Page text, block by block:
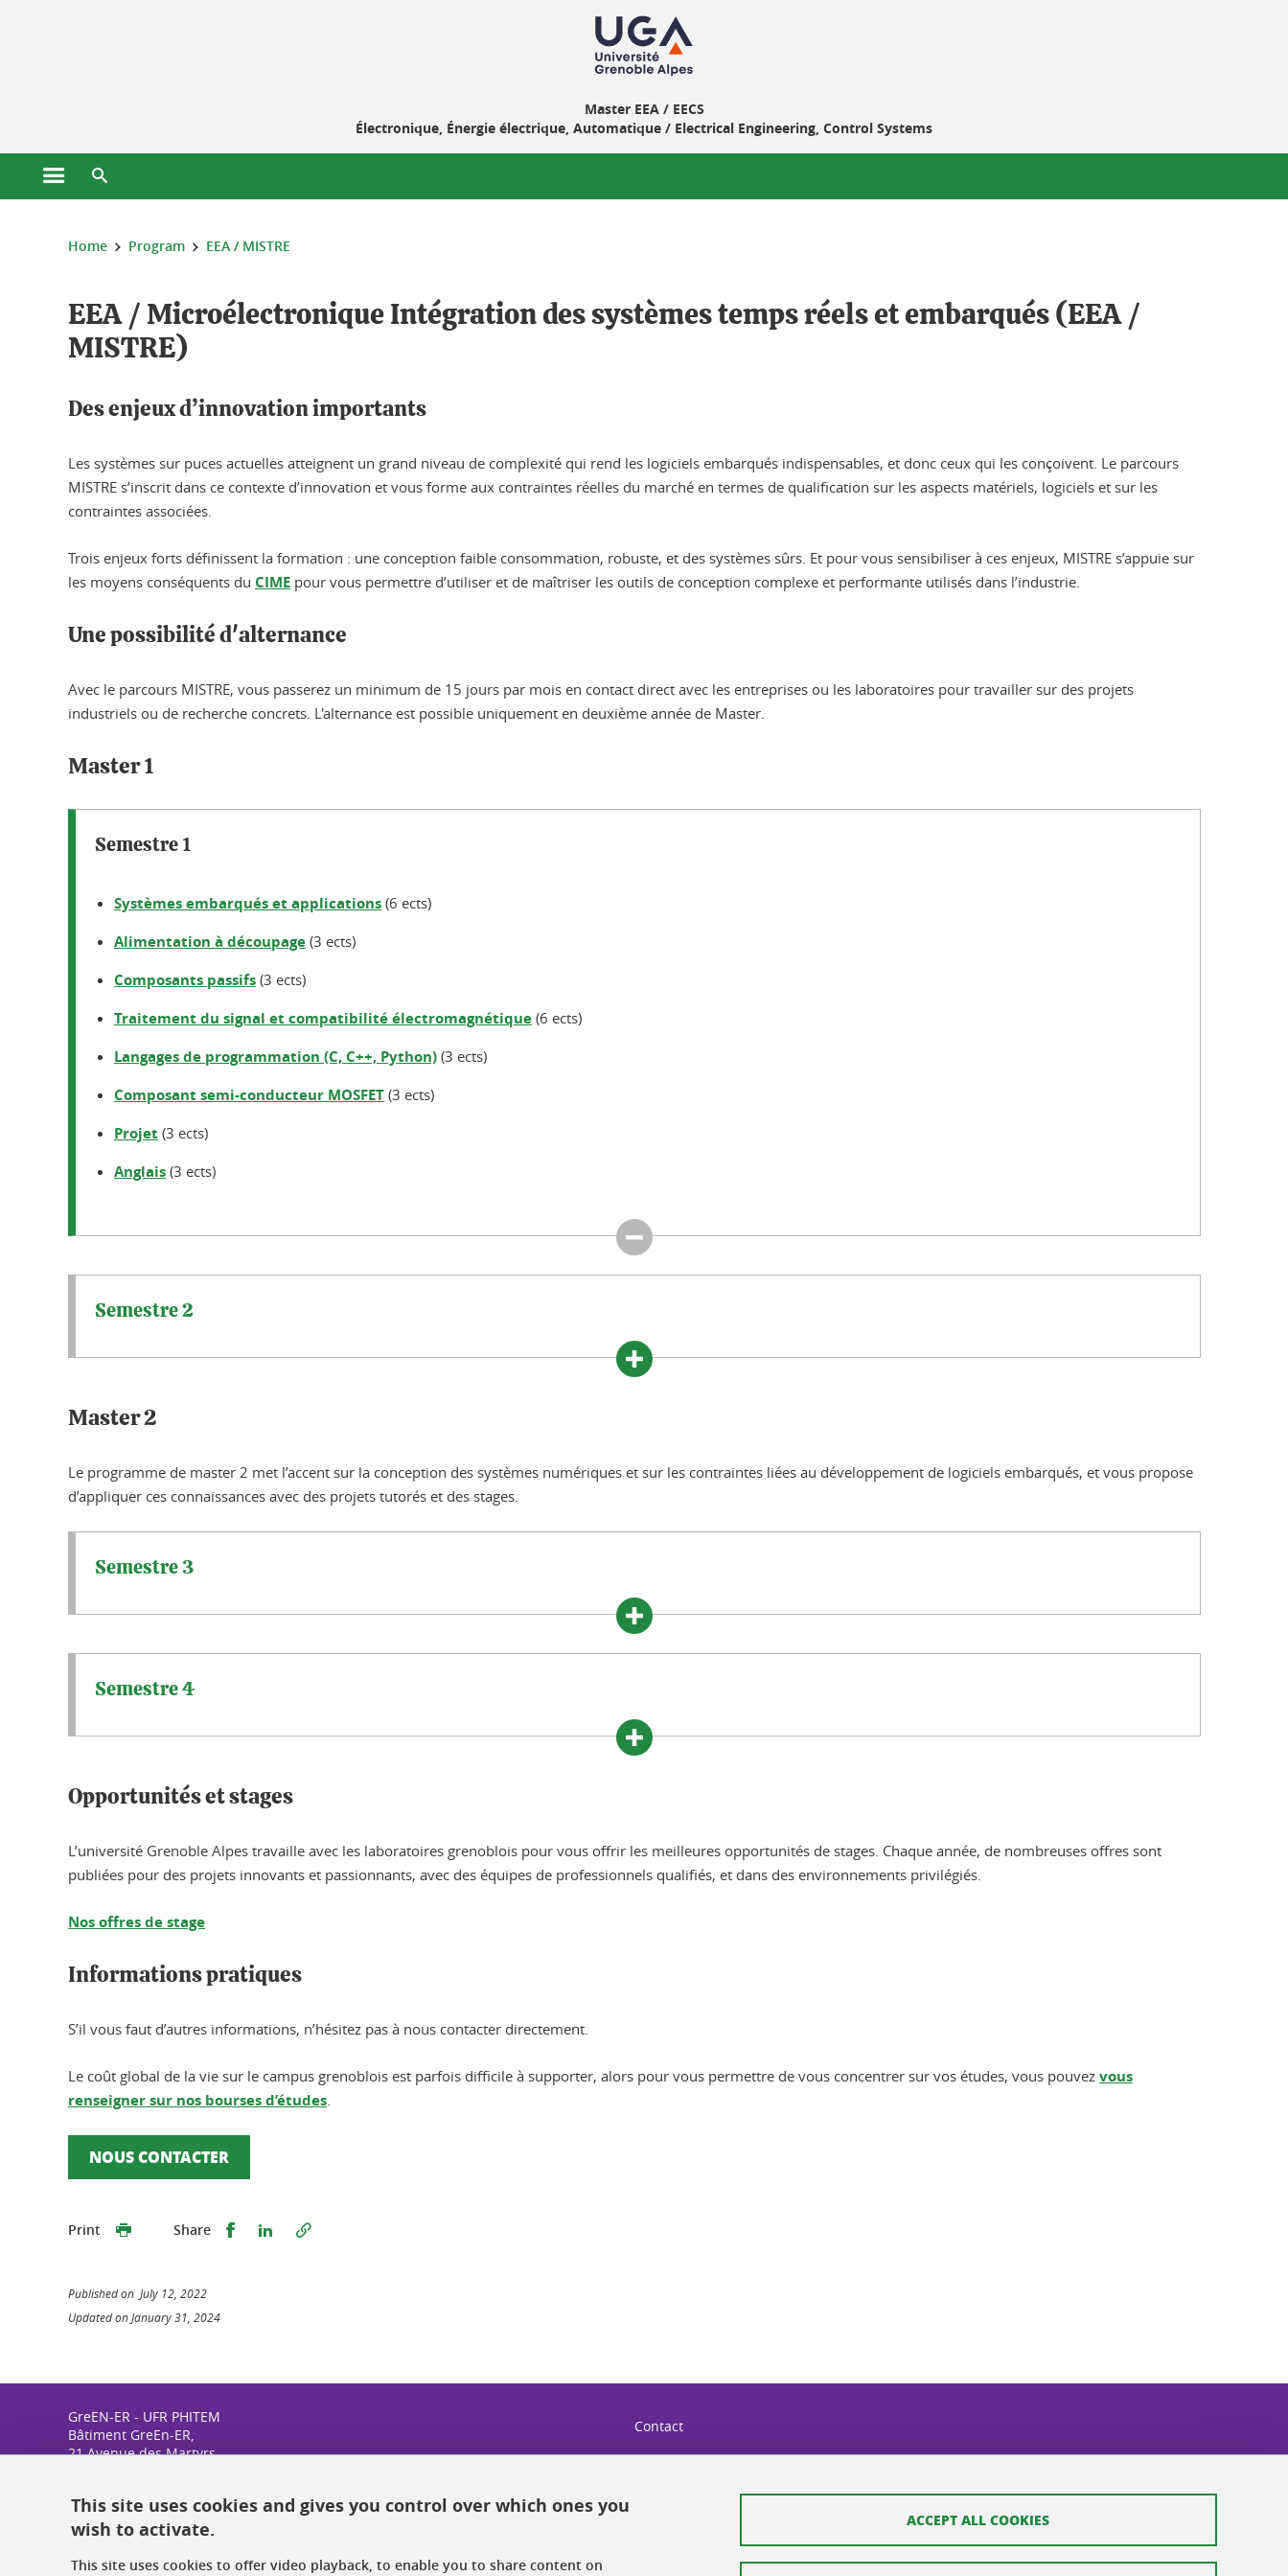
Master EEA / EECS
Électronique, Énergie électrique, Automatique / Electrical Engineering, Control Systems
Open the main menu
You are here:
Home Program EEA / MISTRE
EEA / Microélectronique Intégration des systèmes temps réels et embarqués (EEA /
MISTRE)
Des enjeux d’innovation importants
Les systèmes sur puces actuelles atteignent un grand niveau de complexité qui rend les logiciels embarqués indispensables, et donc ceux qui les conçoivent. Le parcours
MISTRE s’inscrit dans ce contexte d’innovation et vous forme aux contraintes réelles du marché en termes de qualification sur les aspects matériels, logiciels et sur les
contraintes associées.
Trois enjeux forts définissent la formation : une conception faible consommation, robuste, et des systèmes sûrs. Et pour vous sensibiliser à ces enjeux, MISTRE s’appuie sur
les moyens conséquents du CIME pour vous permettre d’utiliser et de maîtriser les outils de conception complexe et performante utilisés dans l’industrie.
Une possibilité d'alternance
Avec le parcours MISTRE, vous passerez un minimum de 15 jours par mois en contact direct avec les entreprises ou les laboratoires pour travailler sur des projets
industriels ou de recherche concrets. L'alternance est possible uniquement en deuxième année de Master.
Master 1
Semestre 1
Systèmes embarqués et applications (6 ects)
Alimentation à découpage (3 ects)
Composants passifs (3 ects)
Traitement du signal et compatibilité électromagnétique (6 ects)
Langages de programmation (C, C++, Python) (3 ects)
Composant semi-conducteur MOSFET (3 ects)
Projet (3 ects)
Anglais (3 ects)
Semestre 2
Master 2
Le programme de master 2 met l’accent sur la conception des systèmes numériques et sur les contraintes liées au développement de logiciels embarqués, et vous propose
d’appliquer ces connaissances avec des projets tutorés et des stages.
Semestre 3
Semestre 4
Opportunités et stages
L’université Grenoble Alpes travaille avec les laboratoires grenoblois pour vous offrir les meilleures opportunités de stages. Chaque année, de nombreuses offres sont
publiées pour des projets innovants et passionnants, avec des équipes de professionnels qualifiés, et dans des environnements privilégiés.
Nos offres de stage
Informations pratiques
S’il vous faut d’autres informations, n’hésitez pas à nous contacter directement.
Le coût global de la vie sur le campus grenoblois est parfois difficile à supporter, alors pour vous permettre de vous concentrer sur vos études, vous pouvez vous
renseigner sur nos bourses d’études.
NOUS CONTACTER
Print Share Share this on Facebook
Share this on LinkedIn
Published on July 12, 2022
Updated on January 31, 2024
GreEN-ER - UFR PHITEM
Bâtiment GreEn-ER,
21 Avenue des Martyrs
Contact
This site uses cookies and gives you control over which ones you
wish to activate.
This site uses cookies to offer video playback, to enable you to share content on
ACCEPT ALL COOKIES